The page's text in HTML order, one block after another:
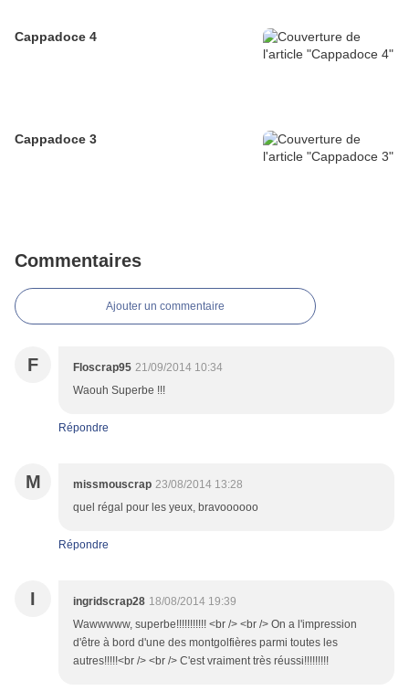
Cappadoce 4
Cappadoce 3
Commentaires
Ajouter un commentaire
F Floscrap95 21/09/2014 10:34
Waouh Superbe !!!
Répondre
M missmouscrap 23/08/2014 13:28
quel régal pour les yeux, bravoooooo
Répondre
I ingridscrap28 18/08/2014 19:39
Wawwwww, superbe!!!!!!!!!!! <br /> <br /> On a l'impression
d'être à bord d'une des montgolfières parmi toutes les
autres!!!!!<br /> <br /> C'est vraiment très réussi!!!!!!!!!